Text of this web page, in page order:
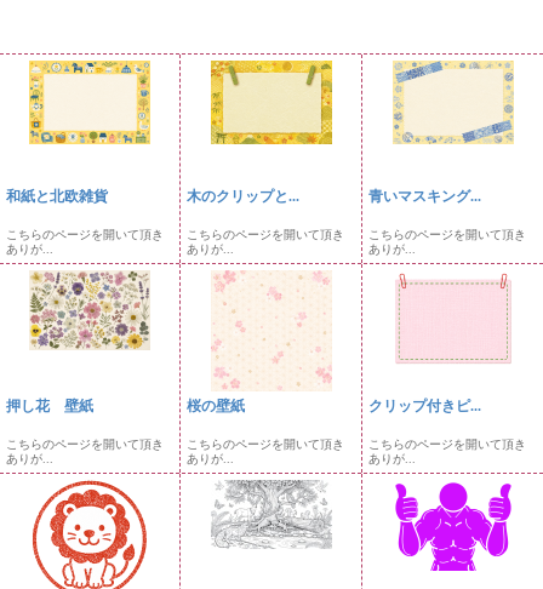
和紙と北欧雑貨
こちらのページを開いて頂き
ありが...
木のクリップと...
こちらのページを開いて頂き
ありが...
青いマスキング...
こちらのページを開いて頂き
ありが...
押し花 壁紙
こちらのページを開いて頂き
ありが...
桜の壁紙
こちらのページを開いて頂き
ありが...
クリップ付きピ...
こちらのページを開いて頂き
ありが...